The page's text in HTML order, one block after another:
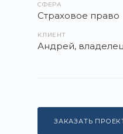
СФЕРА
Страховое право
КЛИЕНТ
Андрей,
ЗАКАЗАТЬ